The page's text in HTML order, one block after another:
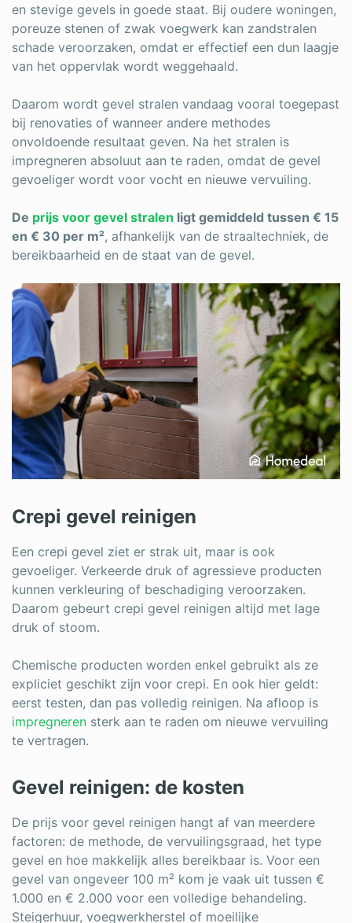
en stevige gevels in goede staat. Bij oudere woningen,
poreuze stenen of zwak voegwerk kan zandstralen
schade veroorzaken, omdat er effectief een dun laagje
van het oppervlak wordt weggehaald.
Daarom wordt gevel stralen vandaag vooral toegepast
bij renovaties of wanneer andere methodes
onvoldoende resultaat geven. Na het stralen is
impregneren absoluut aan te raden, omdat de gevel
gevoeliger wordt voor vocht en nieuwe vervuiling.
De prijs voor gevel stralen ligt gemiddeld tussen € 15
en € 30 per m², afhankelijk van de straaltechniek, de
bereikbaarheid en de staat van de gevel.
Crepi gevel reinigen
Een crepi gevel ziet er strak uit, maar is ook
gevoeliger. Verkeerde druk of agressieve producten
kunnen verkleuring of beschadiging veroorzaken.
Daarom gebeurt crepi gevel reinigen altijd met lage
druk of stoom.
Chemische producten worden enkel gebruikt als ze
expliciet geschikt zijn voor crepi. En ook hier geldt:
eerst testen, dan pas volledig reinigen. Na afloop is
impregneren sterk aan te raden om nieuwe vervuiling
te vertragen.
Gevel reinigen: de kosten
De prijs voor gevel reinigen hangt af van meerdere
factoren: de methode, de vervuilingsgraad, het type
gevel en hoe makkelijk alles bereikbaar is. Voor een
gevel van ongeveer 100 m² kom je vaak uit tussen €
1.000 en € 2.000 voor een volledige behandeling.
Steigerhuur, voegwerkherstel of moeilijke